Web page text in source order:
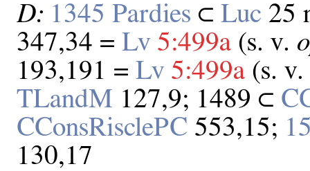
D: 1345 Pardies ⊂Luc 25
347,34 =Lv 5:499a (s. v.
193,191 =Lv 5:499a (s.
TLandM 127,9; 1489 ⊂
CConsRisclePC 553,15;
130,17